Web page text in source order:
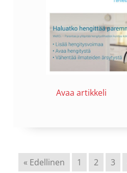
Avaa artikkeli
« Edellinen 1 2 3